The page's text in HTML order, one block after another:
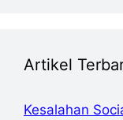
Artikel
Kesalahan